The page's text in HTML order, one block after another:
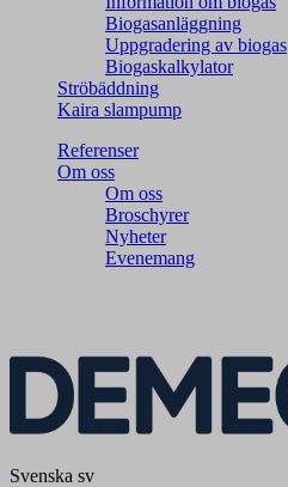
Biogasanläggning
Uppgradering av biogas
Biogaskalkylator
Ströbäddning
Kaira slampump
Referenser
Om oss
Om oss
Broschyrer
Nyheter
Evenemang
Svenska sv